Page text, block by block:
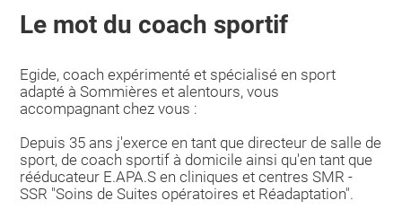
Le mot du coach sportif
Egide, coach expérimenté et spécialisé en sport
adapté à Sommières et alentours, vous
accompagnant chez vous :
Depuis 35 ans j'exerce en tant que directeur de salle de
sport, de coach sportif à domicile ainsi qu'en tant que
rééducateur E.APA.S en cliniques et centres SMR -
SSR "Soins de Suites opératoires et Réadaptation".